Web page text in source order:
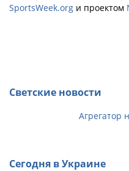
SportsWeek.org и проектом
Светские новости
Агрегатор
Сегодня в Украине